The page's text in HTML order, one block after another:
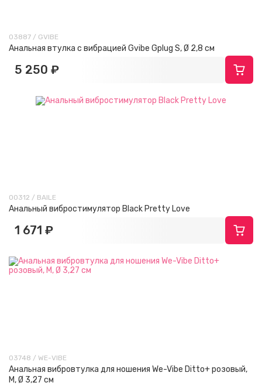
03887 / GVIBE
Анальная втулка с вибрацией Gvibe Gplug S, Ø 2,8 см
5 250 ₽
00312 / BAILE
Анальный вибростимулятор Black Pretty Love
1 671 ₽
03748 / WE-VIBE
Анальная вибровтулка для ношения We-Vibe Ditto+ розовый,
M, Ø 3,27 см